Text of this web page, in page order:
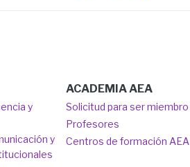
y
y
ACADEMIA AEA
Solicitud para ser miembro
Profesores
Centros de formación AEA